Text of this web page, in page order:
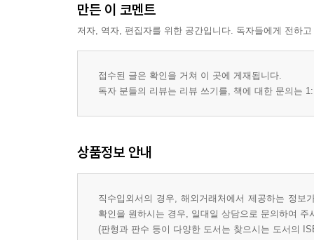
만든 이 코멘트
저자, 역자, 편집자를 위한 공간입니다. 독자들에게 전하
접수된 글은 확인을 거쳐 이 곳에 게재됩니다.
독자 분들의 리뷰는 리뷰 쓰기를, 책에 대한 문의는
상품정보 안내
직수입외서의 경우, 해외거래처에서 제공하는 정
확인을 원하시는 경우, 일대일 상담으로 문의하여 주
(판형과 판수 등이 다양한 도서는 찾으시는 도서의